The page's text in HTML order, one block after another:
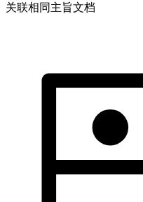
关联相同主旨文档